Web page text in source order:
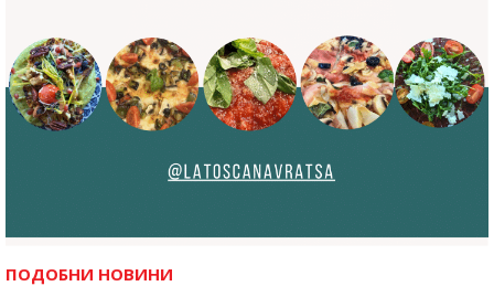
ПОДОБНИ НОВИНИ